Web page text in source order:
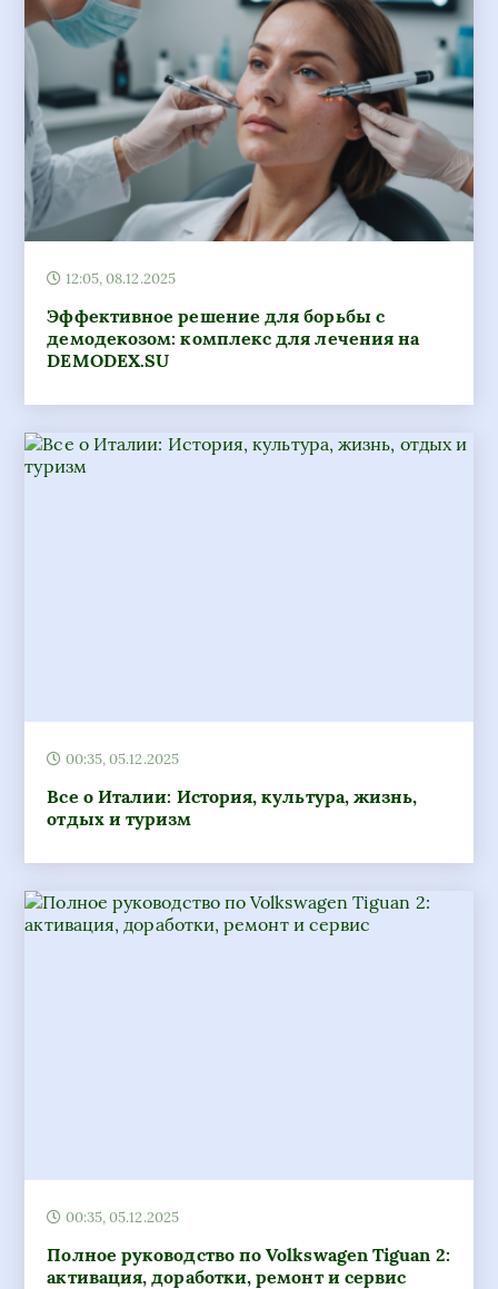
12:05, 08.12.2025
Эффективное решение для борьбы с
демодекозом: комплекс для лечения на
DEMODEX.SU
00:35, 05.12.2025
Все о Италии: История, культура, жизнь,
отдых и туризм
00:35, 05.12.2025
Полное руководство по Volkswagen Tiguan 2:
активация, доработки, ремонт и сервис